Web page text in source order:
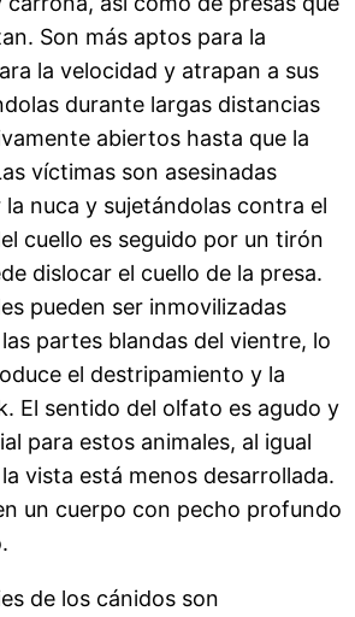
Son más aptos para la
la velocidad y atrapan a sus
durante largas distancias
abiertos hasta que la
víctimas son asesinadas
nuca y sujetándolas contra el
cuello es seguido por un tirón
dislocar el cuello de la presa.
pueden ser inmovilizadas
partes blandas del vientre, lo
el destripamiento y la
El sentido del olfato es agudo y
para estos animales, al igual
vista está menos desarrollada.
un cuerpo con pecho profundo
de los cánidos son